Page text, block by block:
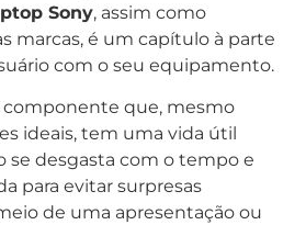
Sony, assim como
marcas, é um capítulo à parte
com o seu equipamento.
componente que, mesmo
ideais, tem uma vida útil
se desgasta com o tempo e
para evitar surpresas
de uma apresentação ou